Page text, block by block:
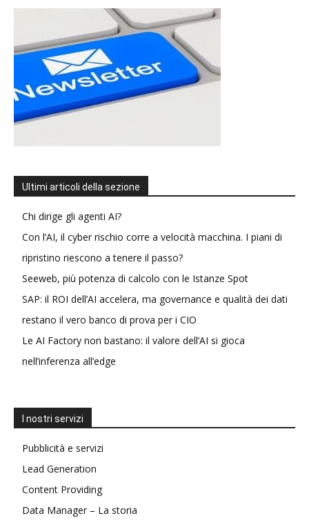
Ultimi articoli della sezione
Chi dirige gli agenti AI?
Con l’AI, il cyber rischio corre a velocità macchina. I piani di
ripristino riescono a tenere il passo?
Seeweb, più potenza di calcolo con le Istanze Spot
SAP: il ROI dell’AI accelera, ma governance e qualità dei dati
restano il vero banco di prova per i CIO
Le AI Factory non bastano: il valore dell’AI si gioca
nell’inferenza all’edge
I nostri servizi
Pubblicità e servizi
Lead Generation
Content Providing
Data Manager – La storia